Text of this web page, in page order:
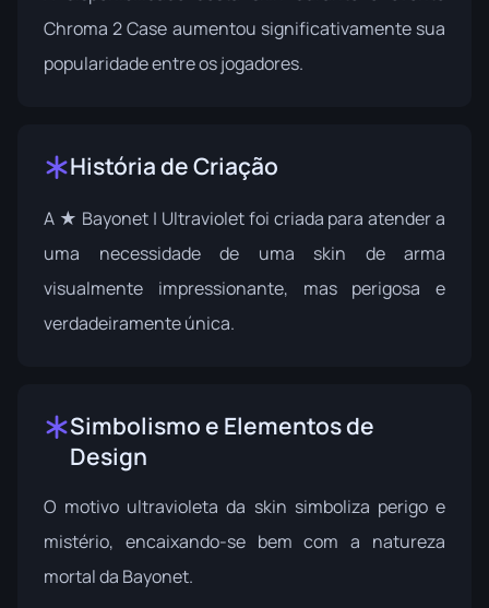
Chroma 2 Case aumentou significativamente sua
popularidade entre os jogadores.
História de Criação
A ★ Bayonet | Ultraviolet foi criada para atender a
uma necessidade de uma skin de arma
visualmente impressionante, mas perigosa e
verdadeiramente única.
Simbolismo e Elementos de
Design
O motivo ultravioleta da skin simboliza perigo e
mistério, encaixando-se bem com a natureza
mortal da Bayonet.